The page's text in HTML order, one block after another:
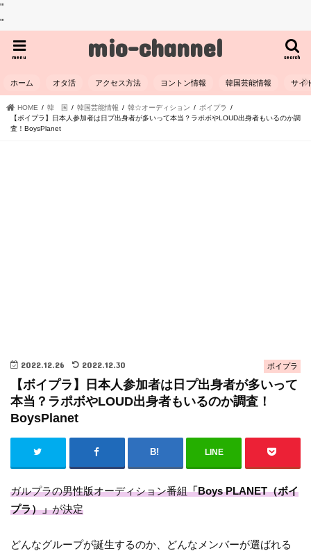
"
"
mio-channel search
menu
ホーム オタ活 アクセス方法 ヨントン情報 韓国芸能情報 サイ
HOME 韓 国 韓国芸能情報 韓☆オーディション
ボイプラ
【ボイプラ】日本人参加者は日プ出身者が多いって本当？ラポボやLOUD出身者もいるのか調
査！BoysPlanet
ボイプラ
2022.12.26 2022.12.30
【ボイプラ】日本人参加者は日プ出身者が多いって
本当？ラポボやLOUD出身者もいるのか調査！
BoysPlanet
LINE
ガルプラの男性版オーディション番組「Boys PLANET（ボイ
プラ）」が決定
どんなグループが誕生するのか、どんなメンバーが選ばれる